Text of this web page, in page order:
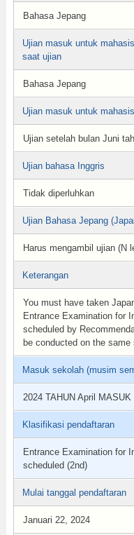
Bahasa Jepang
Ujian masuk untuk
saat ujian
Bahasa Jepang
Ujian masuk untuk
Ujian setelah bulan Juni
Ujian bahasa Inggris
Tidak diperluhkan
Ujian Bahasa Jepang
Harus mengambil ujian (N
Keterangan
You must have taken
Entrance Examination for
scheduled by
be conducted on the same
Masuk sekolah (musim
2024 TAHUN April MASUK
Klasifikasi pendaftaran
Entrance Examination for
scheduled (2nd)
Mulai tanggal pendaftaran
Januari 22, 2024